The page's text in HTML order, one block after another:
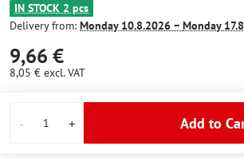
IN STOCK 2 pcs
Delivery from: Monday10.8.2026 − Monday
9,66 €
8,05 € excl. VAT
Add to